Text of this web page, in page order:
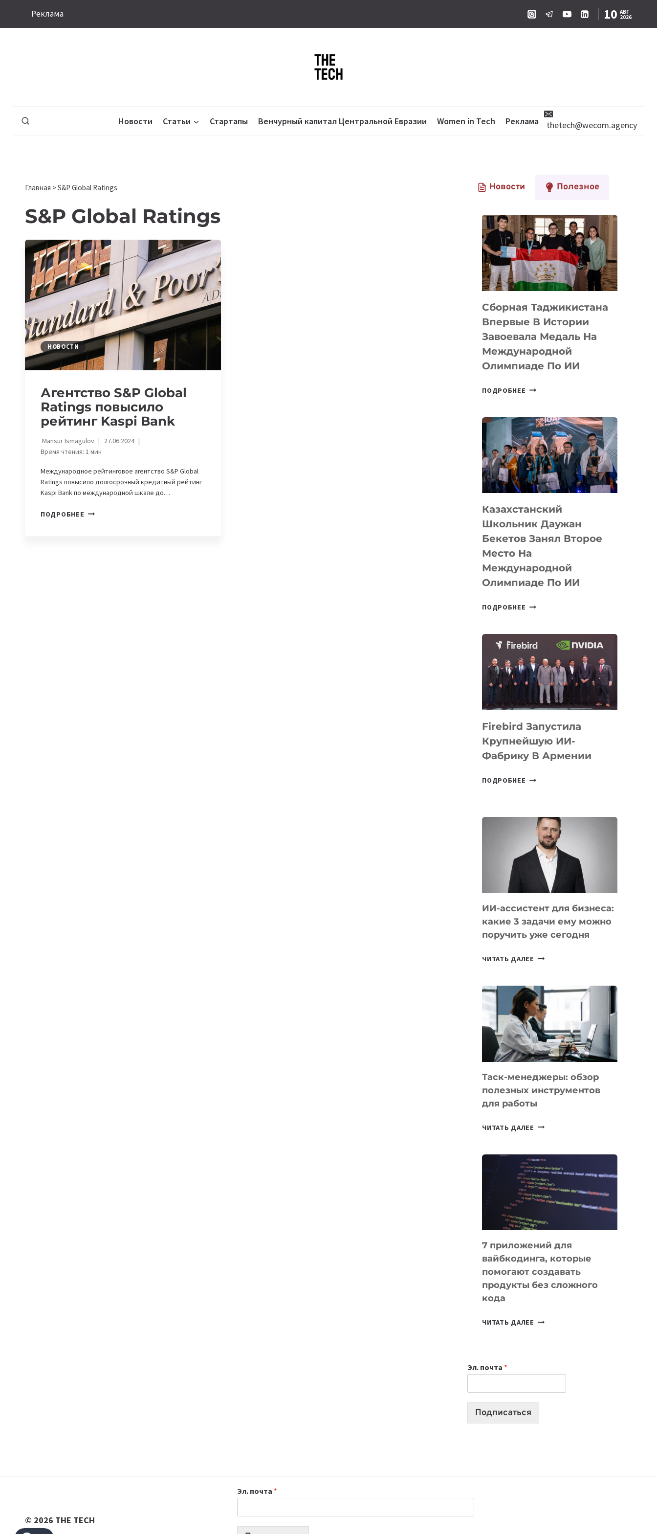
Реклама 10 АВГ
2026
Новости Статьи Стартапы Венчурный капитал Центральной Евразии Women in Tech Реклама thetech@wecom.agency
Главная >S&P Global Ratings
S&P Global Ratings
НОВОСТИ
Агентство S&P Global
Ratings повысило
рейтинг Kaspi Вank
Mansur Ismagulov
27.06.2024
Время чтения: 1 мин
Международное рейтинговое агентство S&P Global
Ratings повысило долгосрочный кредитный рейтинг
Kaspi Вank по международной шкале до…
ПОДРОБНЕЕ АГЕНТСТВО
Новости Полезное
Сборная Таджикистана
Впервые В Истории
Завоевала Медаль На
Международной
Олимпиаде По ИИ
ПОДРОБНЕЕ СБОРНАЯ
В
ИСТОРИИ
ЗАВОЕВАЛА
МЕДАЛЬ
НА
МЕЖДУНАРОДНОЙ
ПО
ИИ
Казахстанский
Школьник Даужан
Бекетов Занял Второе
Место На
Международной
Олимпиаде По ИИ
ПОДРОБНЕЕ КАЗАХСТАНСКИЙ
БЕКЕТОВ
ВТОРОЕ
МЕСТО
МЕЖДУНАРОДНОЙ
ПО
ИИ
Firebird Запустила
Крупнейшую ИИ-
Фабрику В Армении
ПОДРОБНЕЕ FIREBIRD
ФАБРИКУ
АРМЕНИИ
ИИ-ассистент для бизнеса:
какие 3 задачи ему можно
поручить уже сегодня
ЧИТАТЬ ДАЛЕЕ ИИ-
БИЗНЕСА:
КАКИЕ
3
ЗАДАЧИ
ЕМУ
МОЖНО
УЖЕ
СЕГОДНЯ
Таск-менеджеры: обзор
полезных инструментов
для работы
ЧИТАТЬ ДАЛЕЕ ТАСК-
ПОЛЕЗНЫХ
ИНСТРУМЕНТОВ
ДЛЯ
РАБОТЫ
7 приложений для
вайбкодинга, которые
помогают создавать
продукты без сложного
кода
ЧИТАТЬ ДАЛЕЕ
СОЗДАВАТЬ
ПРОДУКТЫ
Эл. почта *
Подписаться
© 2026 THE TECH
Эл. почта *